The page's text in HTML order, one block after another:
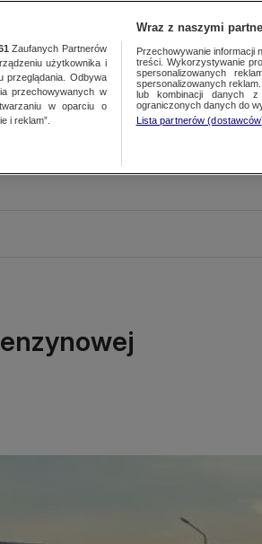
Zaufanych Partnerów
użytkownika i
przeglądania. Odbywa
przechowywanych w
w oparciu o
i reklam”.
Wraz z naszymi
Przechowywanie informacji
treści. Wykorzystywanie
spersonalizowanych
spersonalizowanych
lub kombinacji danych z
ograniczonych danych do
Lista partnerów